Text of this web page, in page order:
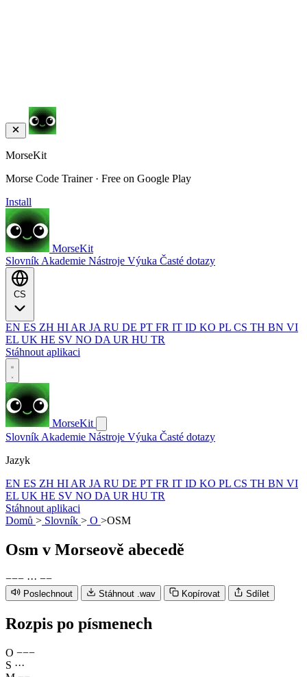
MorseKit
Morse Code Trainer · Free on Google Play
Install
MorseKit
Slovník Akademie Nástroje Výuka Časté dotazy
EN ES ZH HI AR JA RU DE PT FR IT ID KO PL CS TH BN VI
EL UK HE SV NO DA UR HU TR
Stáhnout aplikaci
MorseKit
Slovník Akademie Nástroje Výuka Časté dotazy
Jazyk
EN ES ZH HI AR JA RU DE PT FR IT ID KO PL CS TH BN VI
EL UK HE SV NO DA UR HU TR
Stáhnout aplikaci
Domů > Slovník > O >OSM
Osm v Morseově abecedě
−−− ··· −−
Poslechnout Stáhnout .wav Kopírovat Sdílet
Rozpis po písmenech
O −−−
S ···